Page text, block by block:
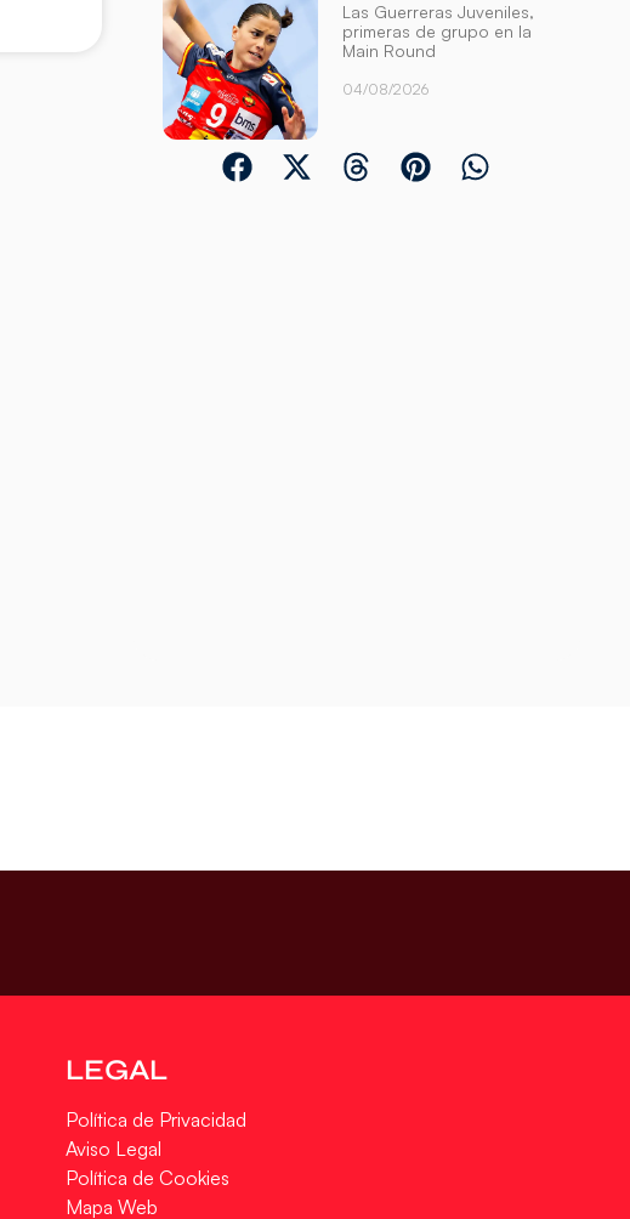
Las Guerreras Juveniles,
primeras de grupo en la
Main Round
04/08/2026
LEGAL
Política de Privacidad
Aviso Legal
Política de Cookies
Mapa Web